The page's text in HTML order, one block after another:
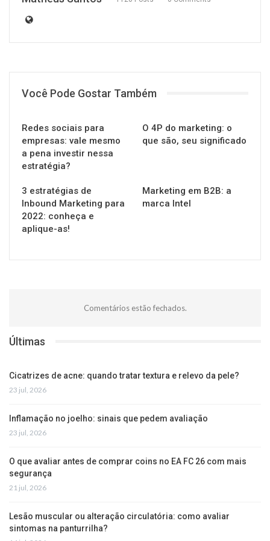
Você Pode Gostar Também
Redes sociais para
empresas: vale mesmo
a pena investir nessa
estratégia?
O 4P do marketing: o
que são, seu significado
3 estratégias de
Inbound Marketing para
2022: conheça e
aplique-as!
Marketing em B2B: a
marca Intel
Comentários estão fechados.
Últimas
Cicatrizes de acne: quando tratar textura e relevo da pele?
23 jul, 2026
Inflamação no joelho: sinais que pedem avaliação
23 jul, 2026
O que avaliar antes de comprar coins no EA FC 26 com mais
segurança
21 jul, 2026
Lesão muscular ou alteração circulatória: como avaliar
sintomas na panturrilha?